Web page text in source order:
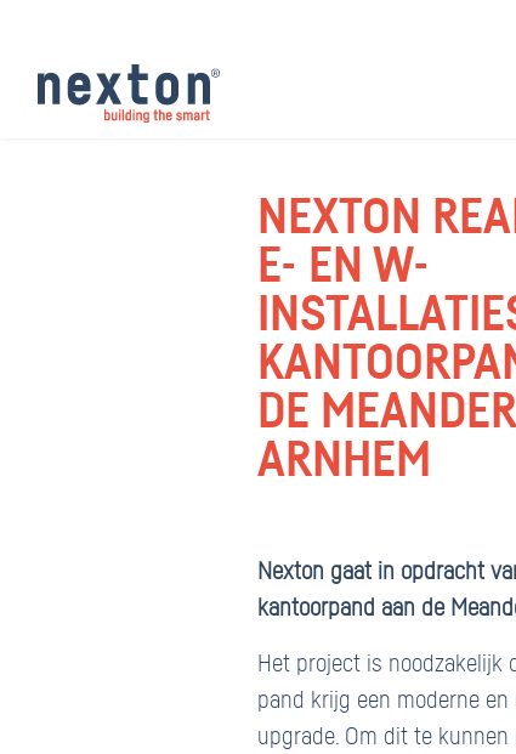
NEXTON
E- EN W-
DE
ARNHEM
Nexton gaat in opdracht
kantoorpand aan de
Het project is noodzakelijk
pand krijg een moderne
upgrade. Om dit te